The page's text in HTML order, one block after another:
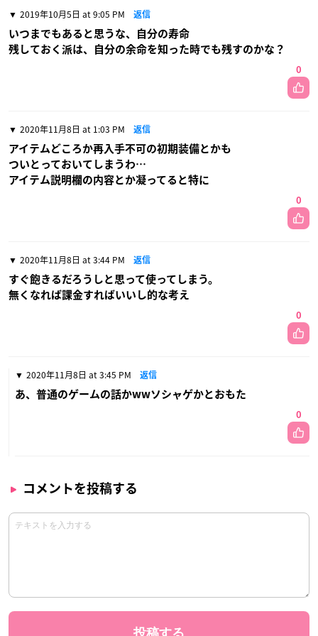
2019年10月5日 at 9:05 PM 返信
いつまでもあると思うな、自分の寿命
残しておく派は、自分の余命を知った時でも残すのかな？
0
2020年11月8日 at 1:03 PM 返信
アイテムどころか再入手不可の初期装備とかも
ついとっておいてしまうわ…
アイテム説明欄の内容とか凝ってると特に
0
2020年11月8日 at 3:44 PM 返信
すぐ飽きるだろうしと思って使ってしまう。
無くなれば課金すればいいし的な考え
0
2020年11月8日 at 3:45 PM 返信
あ、普通のゲームの話かwwソシャゲかとおもた
0
コメントを投稿する